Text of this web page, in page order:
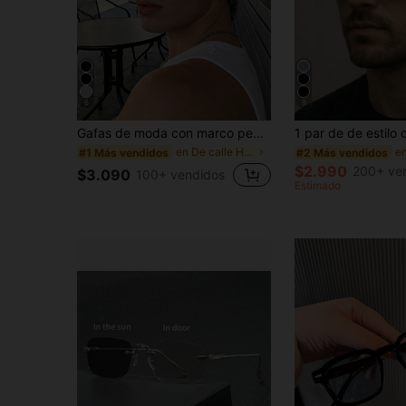
6
Gafas de moda con marco pequeño y decoración de cruz, estilo retro Y2K, de plástico y estilo de moda callejera, adecuadas para hombres y mujeres
#1 Más vendidos en De calle Hombres Gafas y accesorios para gafas
$3.090 100+ vendidos
#2 Más vendidos
$2.990 200+
Estimado